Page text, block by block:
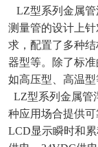
LZ型系列金属管
测量管的设计上
求，配置了多种
器型等。除了标
如高压型、高温型
LZ型系列金属管
种应用场合提供
LCD显示瞬时和